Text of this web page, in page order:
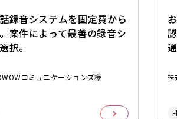
録音システムを固定費から
案件によって最善の録音シ
択。
コミュニケーションズ様 株